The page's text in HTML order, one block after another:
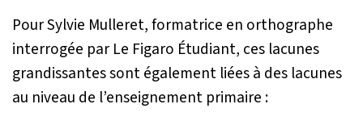
Pour Sylvie Mulleret, formatrice en orthographe
interrogée par Le Figaro Étudiant, ces lacunes
grandissantes sont également liées à des lacunes
au niveau de l’enseignement primaire :